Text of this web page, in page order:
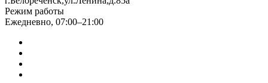
Режим работы
Ежедневно, 07:00–21:00